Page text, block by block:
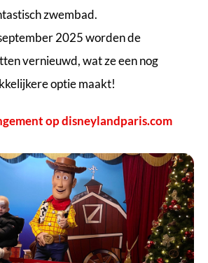
zwembad.
2025 worden de
vernieuwd, wat ze een nog
optie maakt!
op disneylandparis.com